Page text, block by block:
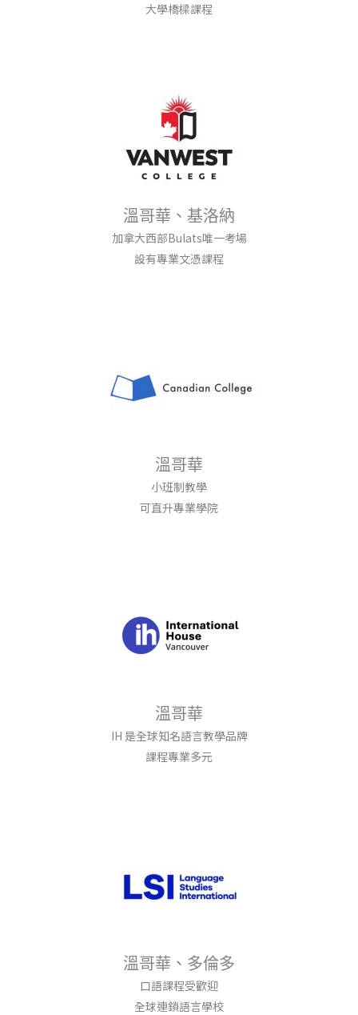
大學橋樑課程
溫哥華、基洛納
加拿大西部Bulats唯一考場
設有專業文憑課程
溫哥華
小班制教學
可直升專業學院
溫哥華
IH 是全球知名語言教學品牌
課程專業多元
溫哥華、多倫多
口語課程受歡迎
全球連鎖語言學校